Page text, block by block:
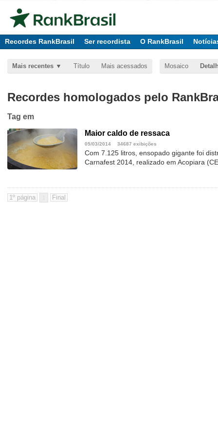
Recordes RankBrasil Ser recordista O RankBrasil
Mais recentes Título Mais acessados Mosaico
Recordes homologados pelo
Tag em
Maior caldo de ressaca
05/03/2014 34687 exibições
Com 7.125 litros, ensopado gigante foi
Carnafest 2014, realizado em Acopiara